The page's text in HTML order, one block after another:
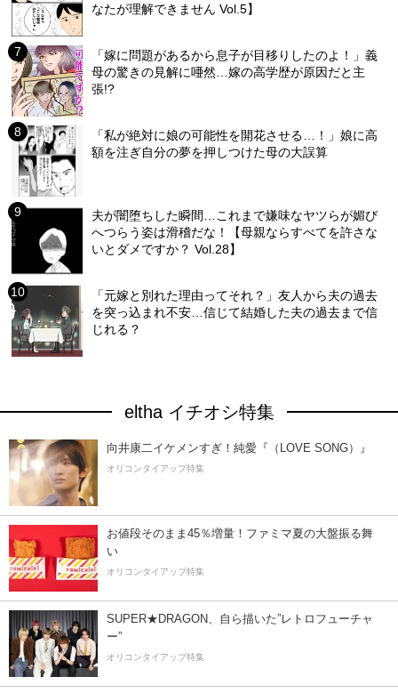
なたが理解できません Vol.5】
「嫁に問題があるから息子が目移りしたのよ！」義
母の驚きの見解に唖然…嫁の高学歴が原因だと主
張!?
「私が絶対に娘の可能性を開花させる…！」娘に高
額を注ぎ自分の夢を押しつけた母の大誤算
夫が闇堕ちした瞬間…これまで嫌味なヤツらが媚び
へつらう姿は滑稽だな！【母親ならすべてを許さな
いとダメですか？ Vol.28】
「元嫁と別れた理由ってそれ？」友人から夫の過去
を突っ込まれ不安…信じて結婚した夫の過去まで信
じれる？
eltha イチオシ特集
向井康二イケメンすぎ！純愛『（LOVE SONG）』
オリコンタイアップ特集
お値段そのまま45％増量！ファミマ夏の大盤振る舞
い
オリコンタイアップ特集
SUPER★DRAGON、自ら描いた”レトロフューチャ
ー”
オリコンタイアップ特集